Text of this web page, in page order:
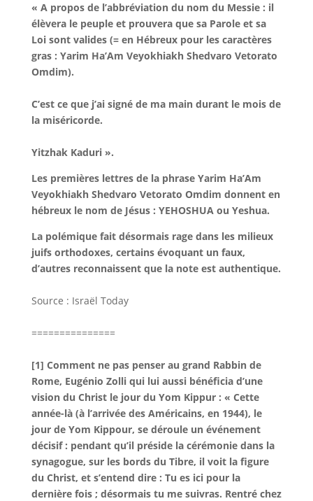
« A propos de l’abbréviation du nom du Messie : il
élèvera le peuple et prouvera que sa Parole et sa
Loi sont valides (= en Hébreux pour les caractères
gras : Yarim Ha’Am Veyokhiakh Shedvaro Vetorato
Omdim).
C’est ce que j’ai signé de ma main durant le mois de
la miséricorde.
Yitzhak Kaduri ».
Les premières lettres de la phrase Yarim Ha’Am
Veyokhiakh Shedvaro Vetorato Omdim donnent en
hébreux le nom de Jésus : YEHOSHUA ou Yeshua.
La polémique fait désormais rage dans les milieux
juifs orthodoxes, certains évoquant un faux,
d’autres reconnaissent que la note est authentique.
Source : Israël Today
===============
[1] Comment ne pas penser au grand Rabbin de
Rome, Eugénio Zolli qui lui aussi bénéficia d’une
vision du Christ le jour du Yom Kippur : « Cette
année-là (à l’arrivée des Américains, en 1944), le
jour de Yom Kippour, se déroule un événement
décisif : pendant qu’il préside la cérémonie dans la
synagogue, sur les bords du Tibre, il voit la figure
du Christ, et s’entend dire : Tu es ici pour la
dernière fois ; désormais tu me suivras. Rentré chez